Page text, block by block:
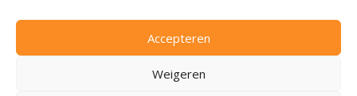
Accepteren
Weigeren